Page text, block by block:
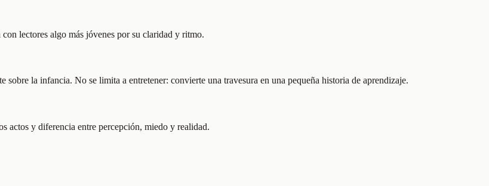
lectores algo más jóvenes por su claridad y ritmo.
la infancia. No se limita a entretener: convierte una travesura en una pequeña historia de aprendizaje.
actos y diferencia entre percepción, miedo y realidad.